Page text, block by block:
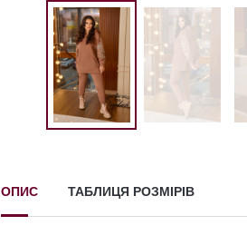
ОПИС ТАБЛИЦЯ РОЗМІРІВ